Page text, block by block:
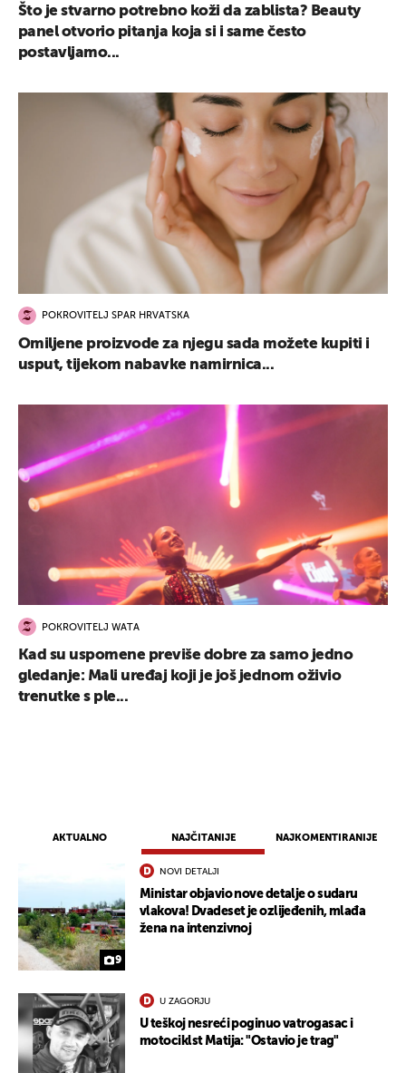
AKTUALNO NAJČITANIJE NAJKOMENTIRANIJE
9
NOVI DETALJI
Ministar objavio nove detalje o sudaru
vlakova! Dvadeset je ozlijeđenih, mlađa
žena na intenzivnoj
U ZAGORJU
U teškoj nesreći poginuo vatrogasac i
motociklst Matija: "Ostavio je trag"
Što je stvarno potrebno koži da zablista? Beauty
panel otvorio pitanja koja si i same često
postavljamo...
POKROVITELJ SPAR HRVATSKA
Omiljene proizvode za njegu sada možete kupiti i
usput, tijekom nabavke namirnica...
POKROVITELJ WATA
Kad su uspomene previše dobre za samo jedno
gledanje: Mali uređaj koji je još jednom oživio
trenutke s ple...
UKLJUČITE NOTIFIKACIJE